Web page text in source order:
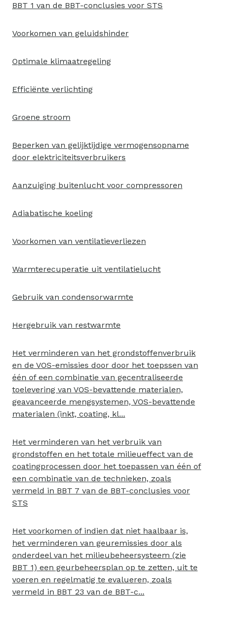
BBT 1 van de BBT-conclusies voor STS
Voorkomen van geluidshinder
Optimale klimaatregeling
Efficiënte verlichting
Groene stroom
Beperken van gelijktijdige vermogensopname
door elektriciteitsverbruikers
Aanzuiging buitenlucht voor compressoren
Adiabatische koeling
Voorkomen van ventilatieverliezen
Warmterecuperatie uit ventilatielucht
Gebruik van condensorwarmte
Hergebruik van restwarmte
Het verminderen van het grondstoffenverbruik
en de VOS-emissies door door het toepssen van
één of een combinatie van gecentraliseerde
toelevering van VOS-bevattende materialen,
geavanceerde mengsystemen, VOS-bevattende
materialen (inkt, coating, kl...
Het verminderen van het verbruik van
grondstoffen en het totale milieueffect van de
coatingprocessen door het toepassen van één of
een combinatie van de technieken, zoals
vermeld in BBT 7 van de BBT-conclusies voor
STS
Het voorkomen of indien dat niet haalbaar is,
het verminderen van geuremissies door als
onderdeel van het milieubeheersysteem (zie
BBT 1) een geurbeheersplan op te zetten, uit te
voeren en regelmatig te evalueren, zoals
vermeld in BBT 23 van de BBT-c...